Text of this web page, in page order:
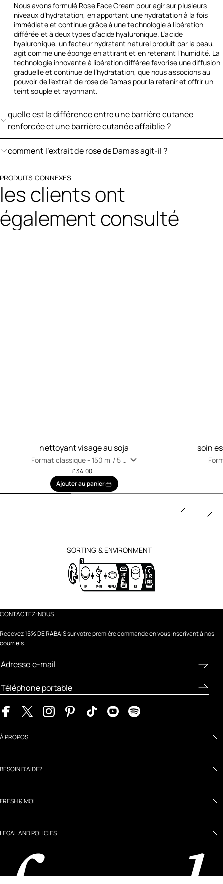
Nous avons formulé Rose Face Cream pour agir sur plusieurs
niveaux d’hydratation, en apportant une hydratation à la fois
immédiate et continue grâce à une technologie à libération
différée et à deux types d’acide hyaluronique. L’acide
hyaluronique, un facteur hydratant naturel produit par la peau,
agit comme une éponge en attirant et en retenant l’humidité. La
technologie innovante à libération différée favorise une diffusion
graduelle et continue de l’hydratation, que nous associons au
pouvoir de l’extrait de rose de Damas pour la retenir et offrir un
teint souple et rayonnant.
quelle est la différence entre une barrière cutanée
renforcée et une barrière cutanée affaiblie ?
comment l’extrait de rose de Damas agit-il ?
PRODUITS CONNEXES
les clients ont
également consulté
nettoyant visage au soja
Format classique -150 ml / 5 fl
£ 34.00
Ajouter au panier
soin
SORTING & ENVIRONMENT
CONTACTEZ-NOUS
Recevez 15% DE RABAIS sur votre première commande en vous inscrivant à nos
courriels.
À PROPOS
BESOIN D'AIDE?
FRESH & MOI
LEGAL AND POLICIES